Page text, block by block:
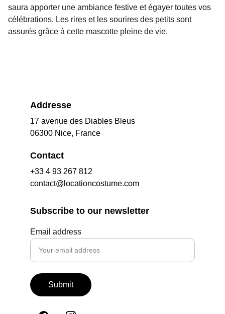
saura apporter une ambiance festive et égayer toutes vos
célébrations. Les rires et les sourires des petits sont
assurés grâce à cette mascotte pleine de vie.
Addresse
17 avenue des Diables Bleus
06300 Nice, France
Contact
+33 4 93 267 812
contact@locationcostume.com
Subscribe to our newsletter
Email address
Submit